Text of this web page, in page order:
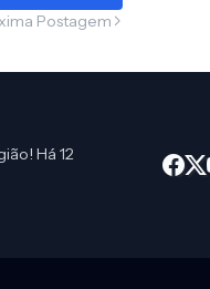
Postagem
Há 12